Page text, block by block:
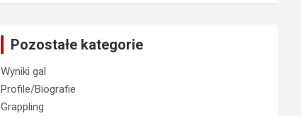
Pozostałe kategorie
Wyniki gal
Profile/Biografie
Grappling